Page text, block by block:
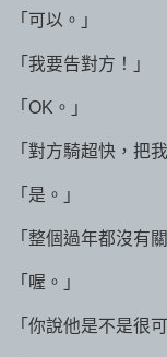
「可以。」
「我要告對方！」
「OK。」
「對方騎超快，把
「是。」
「整個過年都沒有
「喔。」
「你說他是不是很